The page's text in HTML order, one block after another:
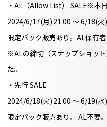
・AL（Allow List） SALE※本
2024/6/17(月) 21:00 〜 6/18(火
限定パック販売あり。AL保有
※ALの締切（スナップショッ
た。
・先行 SALE
2024/6/18(火) 21:00 〜 6/19(水
限定パック販売あり。 AL不要